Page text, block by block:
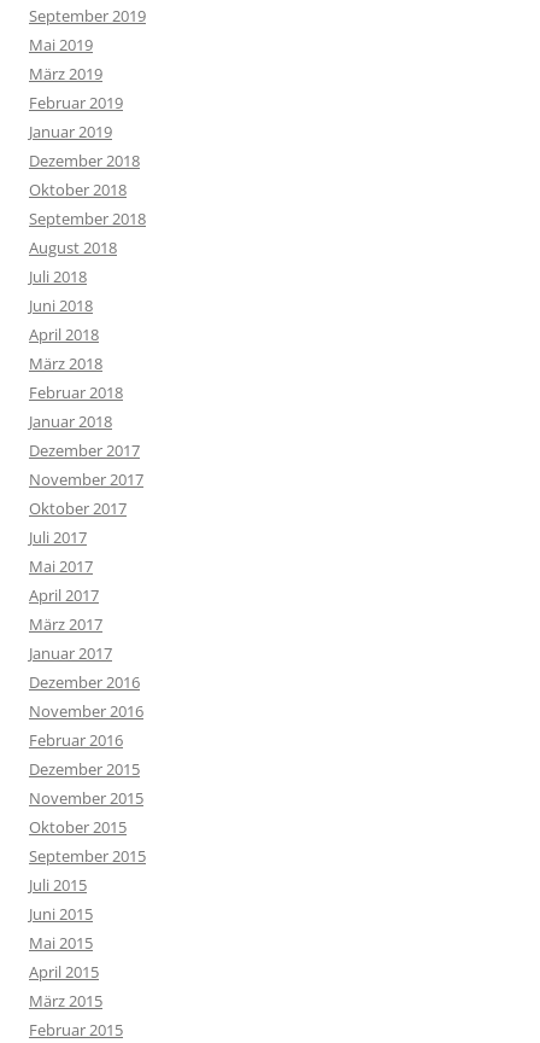
September 2019
Mai 2019
März 2019
Februar 2019
Januar 2019
Dezember 2018
Oktober 2018
September 2018
August 2018
Juli 2018
Juni 2018
April 2018
März 2018
Februar 2018
Januar 2018
Dezember 2017
November 2017
Oktober 2017
Juli 2017
Mai 2017
April 2017
März 2017
Januar 2017
Dezember 2016
November 2016
Februar 2016
Dezember 2015
November 2015
Oktober 2015
September 2015
Juli 2015
Juni 2015
Mai 2015
April 2015
März 2015
Februar 2015